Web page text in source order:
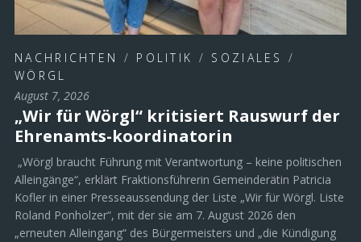
NACHRICHTEN / POLITIK / SOZIALES
/
WÖRGL
August 7, 2026
„Wir für Wörgl“ kritisiert Rauswurf der
Ehrenamts-koordinatorin
„Wörgl braucht Führung mit Verantwortung – keine politischen
Alleingänge“, erklärt Fraktionsführerin Gemeinderätin Patricia
Kofler in einer Presseaussendung der Liste „Wir für Wörgl. Liste
Roland Ponholzer“, mit der sie am 7. August 2026 den
„erneuten Alleingang“ des Bürgermeisters und „die Kündigung